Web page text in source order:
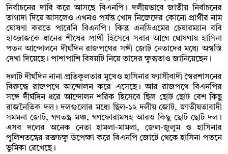
নির্বাচনের দাবি করে আসছে বিএনপি। দলীয়ভাবে জাতীয় নির্বাচনের
তাগাদা দিয়ে আসলেও এখনও পর্যন্ত খোদ নিজেদের কোনো প্রার্থীর নাম
ঘোষণা করতে পারেনি বিএনপি। কিন্তু এনডিএমের চেয়ারম্যান ববি
হাজ্জাজকে ধানের শীষের প্রার্থী হিসেবে সবার আগে ঘোষণায় হাসিনা
পতন আন্দোলনে দীর্ঘদিন রাজপথের সঙ্গী জোট নেতাদের মধ্যে অস্বস্তি
দেখা দিয়েছে। পাশাপাশি বিষয়টি নিয়ে তাদের ক্ষুব্ধতাও জানিয়েছেন।
দলটি দীর্ঘদিন নানা প্রতিকূলতার মুখেও হাসিনার ফ্যাসীবাদী স্বৈরশাসনের
বিরুদ্ধে রাজপথে আন্দোলন করে এসেছে। আর রাজপথে বিএনপির
সঙ্গে দীর্ঘদিন ধরে আন্দোলন শরিক হিসেবে ছিল ছোট ছোট বেশ কিছু
রাজনৈতিক দল। দলগুলোর মধ্যে ছিল-১২ দলীয় জোট, জাতীয়তাবাদী
সমমনা জোট, গণতন্ত্র মঞ্চ, গণফোরামসহ আরও কিছু ছোট ছোট দল।
এসব দলের অনেক নেতা হামলা-মামলা, জেল-জুলুম ও হাসিনার
পুলিশতন্ত্রের রক্তচক্ষু উপেক্ষা করে বিএনপি জোটে থেকে হাসিনা পতনে
ভূমিকা রেখেছে।